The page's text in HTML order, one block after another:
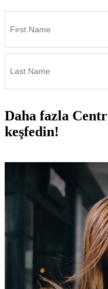
Daha fazla
keşfedin!